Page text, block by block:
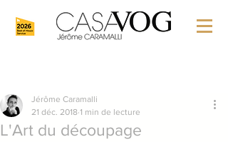
L'Art du découpage
Jérôme Caramalli
21 déc. 2018 1 min de lecture